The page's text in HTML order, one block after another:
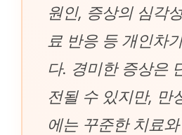
원인, 증상의 심각
료 반응 등 개인차
다. 경미한 증상은
전될 수 있지만, 만
에는 꾸준한 치료